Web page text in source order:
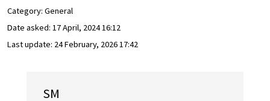
Category: General
Date asked: 17 April, 2024 16:12
Last update: 24 February, 2026 17:42
SM